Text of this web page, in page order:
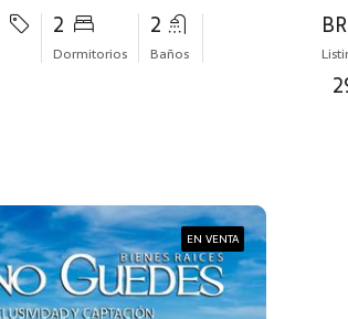
2
Dormitorios
2
Baños
EN VENTA